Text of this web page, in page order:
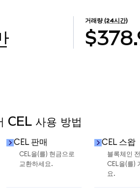
거래량 (24시간)
사용 방법
CEL 판매
CEL을(를) 현금으로
교환하세요.
CEL 스왑
블록체인
CEL을(를)
요.